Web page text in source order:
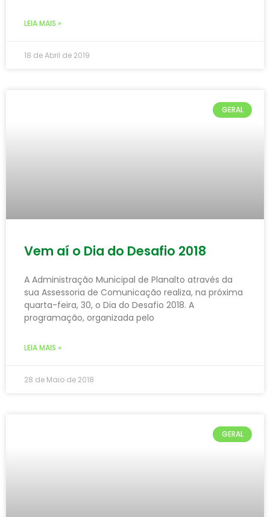
LEIA MAIS »
18 de Abril de 2019
GERAL
Vem aí o Dia do Desafio 2018
A Administração Municipal de Planalto através da
sua Assessoria de Comunicação realiza, na próxima
quarta-feira, 30, o Dia do Desafio 2018. A
programação, organizada pelo
LEIA MAIS »
28 de Maio de 2018
GERAL